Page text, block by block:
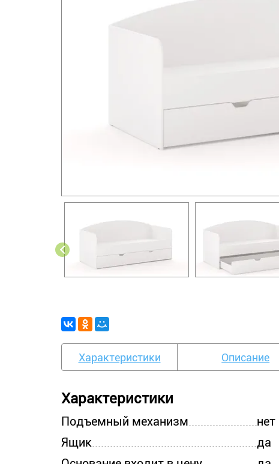
Характеристики Описание
Характеристики
Подъемный механизм
нет
Ящик
да